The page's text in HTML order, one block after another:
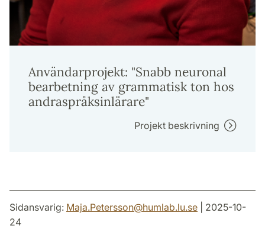
Användarprojekt: "Snabb neuronal
bearbetning av grammatisk ton hos
andraspråksinlärare"
Projekt beskrivning
Sidansvarig: Maja.Petersson@humlab.lu.se | 2025-10-
24